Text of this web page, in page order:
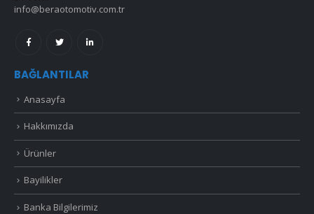
info@beraotomotiv.com.tr
BAĞLANTILAR
Anasayfa
Hakkımızda
Ürünler
Bayilikler
Banka Bilgilerimiz